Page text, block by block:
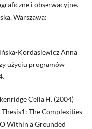
i obserwacyjne.
Warszawa:
Kordasiewicz Anna
użyciu programów
Celia H. (2004)
The Complexities
Within a Grounded